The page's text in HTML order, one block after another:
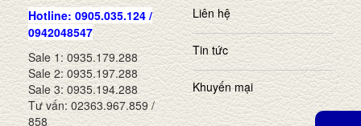
Hotline: 0905.035.124 /
0942048547
Sale 1: 0935.179.288
Sale 2: 0935.197.288
Sale 3: 0935.194.288
Tư vấn: 02363.967.859 /
858
Liên hệ
Tin tức
Khuyến mại